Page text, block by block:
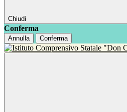
Chiudi
Conferma
Annulla Conferma